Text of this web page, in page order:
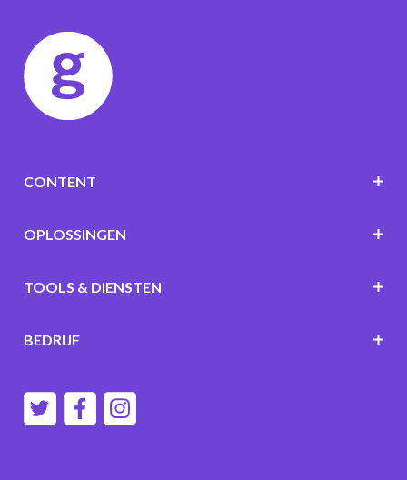
CONTENT
OPLOSSINGEN
TOOLS & DIENSTEN
BEDRIJF